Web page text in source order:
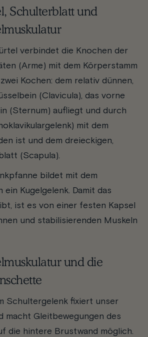
Schulterblatt und
verbindet die Knochen der
(Arme) mit dem Körperstamm
Kochen: dem relativ dünnen,
(Clavicula), das vorne
(Sternum) aufliegt und durch
mit dem
ist und dem dreieckigen,
(Scapula).
bildet mit dem
ein Kugelgelenk. Damit das
ist es von einer festen Kapsel
und stabilisierenden Muskeln
und die
Schultergelenk fixiert unser
macht Gleitbewegungen des
die hintere Brustwand möglich.